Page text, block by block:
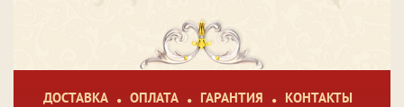
ДОСТАВКА ОПЛАТА ГАРАНТИЯ КОНТАКТЫ